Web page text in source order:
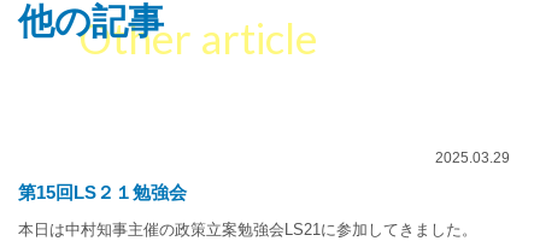
他の記事
Other article
2025.03.29
第15回LS２１勉強会
本日は中村知事主催の政策立案勉強会LS21に参加してきました。